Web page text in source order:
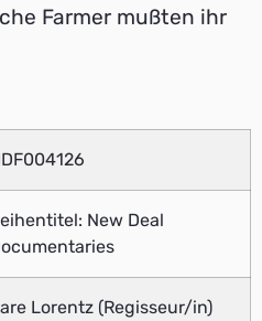
Farmer mußten ihr
New Deal
Lorentz (Regisseur/in)